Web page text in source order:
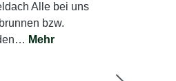
Alle bei uns
bzw.
Mehr